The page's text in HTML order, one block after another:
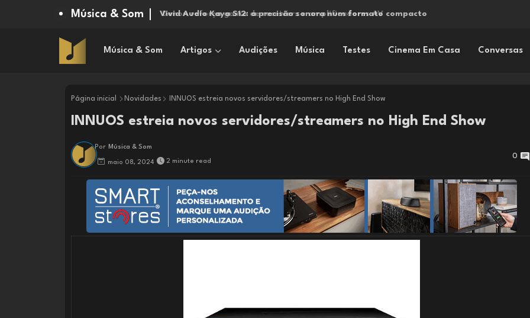
Música & Som Vivid Audio Kaya S12: a precisão sonora num formato compacto
Música & Som Artigos Audições Música Testes Cinema Em Casa Conversas
Página inicial Novidades INNUOS estreia novos servidores/streamers no High End Show
INNUOS estreia novos servidores/streamers no High End Show
Por Música & Som
maio 08, 2024 2 minute read
0